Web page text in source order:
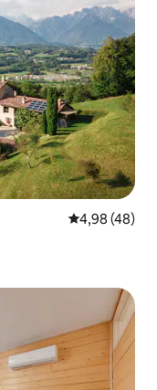
Prosječna
4,98 (48)